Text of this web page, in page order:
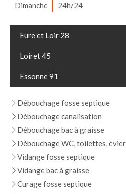
Dimanche
24h/24
Eure et Loir 28
Loiret 45
Essonne 91
Débouchage fosse septique
Débouchage canalisation
Débouchage bac à graisse
Débouchage WC, toilettes, évier
Vidange fosse septique
Vidange bac à graisse
Curage fosse septique